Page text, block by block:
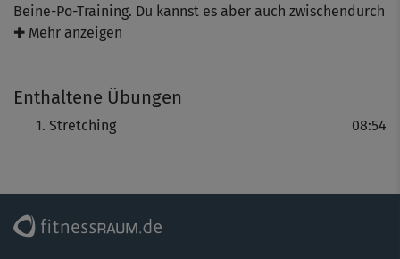
Beine-Po-Training. Du kannst es aber auch zwischendurch
zur allgemeinen Entspannung machen. Dabei dehnst du
✚ Mehr anzeigen
Enthaltene Übungen
Stretching 08:54